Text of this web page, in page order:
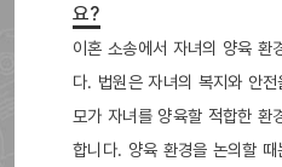
요?
이혼 소송에서 자녀의 양육 환
다. 법원은 자녀의 복지와 안
모가 자녀를 양육할 적합한 환
합니다. 양육 환경을 논의할